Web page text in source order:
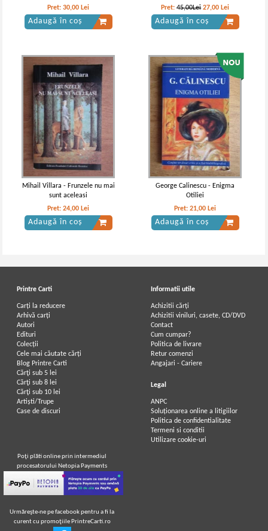
Vintila Corbul - Caderea
Constantinopolului (volumul 1)
Vintila Corbul - Caderea
Constantinopolelui (volumul I)
Constantinopolului (volumul 2)
Vintila Corbul - Caderea
Constantinopolelui (volumul 1)
Vintila Corbul - Caderea
Pret:30,00 Lei
Adaugă în coș
Pret:45,00Lei 27,00 Lei
Adaugă în coș
Mihail Villara - Frunzele nu mai
sunt aceleasi
Pret:24,00 Lei
Adaugă în coș
George Calinescu - Enigma
Otiliei
Pret:21,00 Lei
Adaugă în coș
Printre Carti
Carți la reducere
Arhivă carți
Autori
Edituri
Colecții
Cele mai căutate cărți
Blog Printre Carti
Cărţi sub 5 lei
Cărţi sub 8 lei
Cărţi sub 10 lei
Artiști/Trupe
Case de discuri
Informatii utile
Achizitii cărți
Achizitii viniluri, casete, CD/DVD
Contact
Cum cumpar?
Politica de livrare
Retur comenzi
Angajari - Cariere
Legal
ANPC
Soluționarea online a litigiilor
Politica de confidentialitate
Termeni si conditii
Utilizare cookie-uri
Poţi plăti online prin intermediul
procesatorului Netopia Payments
Urmăreşte-ne pe facebook pentru a fi la
curent cu promoţiile PrintreCarti.ro